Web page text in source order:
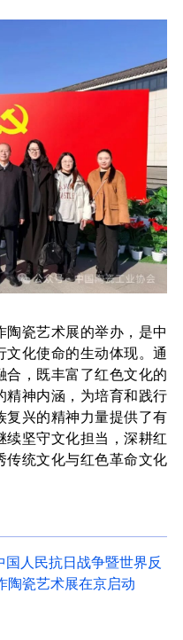
陶瓷艺术展的举办，是中
文化使命的生动体现。通
合，既丰富了红色文化的
精神内涵，为培育和践行
复兴的精神力量提供了有
续坚守文化担当，深耕红
传统文化与红色革命文化
人民抗日战争暨世界反
陶瓷艺术展在京启动